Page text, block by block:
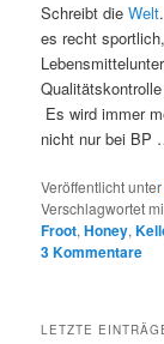
Schreibt dieWelt
es recht
Es wird immer
nicht nur bei BP
Veröffentlicht unter
Verschlagwortet
Froot,Honey,
3Kommentare
LETZTE